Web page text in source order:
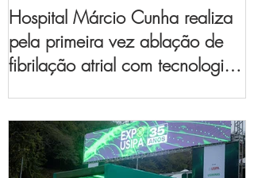
Hospital Márcio Cunha realiza
pela primeira vez ablação de
fibrilação atrial com tecnologia